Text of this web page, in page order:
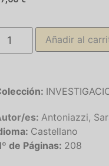
Añadir al
es: Antoniazzi,
Castellano
de Páginas: 208